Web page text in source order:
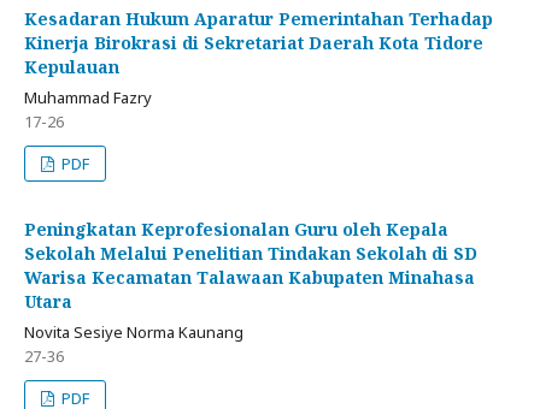
Kesadaran Hukum Aparatur Pemerintahan Terhadap
Kinerja Birokrasi di Sekretariat Daerah Kota Tidore
Kepulauan
Muhammad Fazry
17-26
PDF
Peningkatan Keprofesionalan Guru oleh Kepala
Sekolah Melalui Penelitian Tindakan Sekolah di SD
Warisa Kecamatan Talawaan Kabupaten Minahasa
Utara
Novita Sesiye Norma Kaunang
27-36
PDF